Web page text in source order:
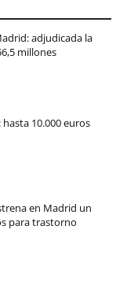
adjudicada la
millones
10.000 euros
en Madrid un
para trastorno